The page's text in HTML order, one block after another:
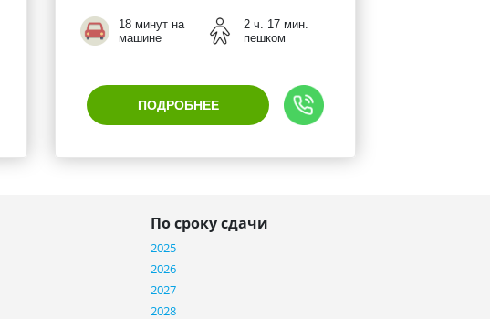
18 минут на
машине
2 ч. 17 мин.
пешком
ПОДРОБНЕЕ
По сроку сдачи
2025
2026
2027
2028